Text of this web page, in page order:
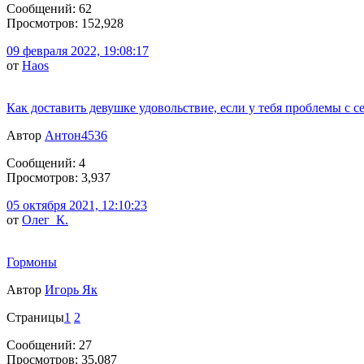
Сообщений: 62
Просмотров: 152,928
09 февраля 2022, 19:08:17
от Haos
Как доставить девушке удовольствие, если у тебя проблемы с
Автор Антон4536
Сообщений: 4
Просмотров: 3,937
05 октября 2021, 12:10:23
от Олег_К.
Гормоны
Автор Игорь Як
Страницы1 2
Сообщений: 27
Просмотров: 35,087